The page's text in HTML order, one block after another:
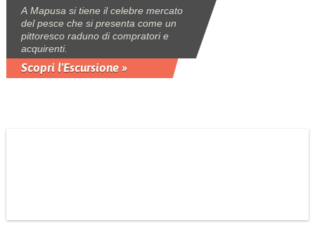
A Mapusa si tiene il celebre mercato
del pesce che si presenta come un
pittoresco raduno di compratori e
acquirenti.
Scopri l'Escursione »